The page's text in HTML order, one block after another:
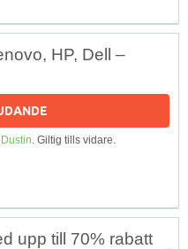
HP, Dell –
Dustin. Giltig tills vidare.
upp till 70% rabatt